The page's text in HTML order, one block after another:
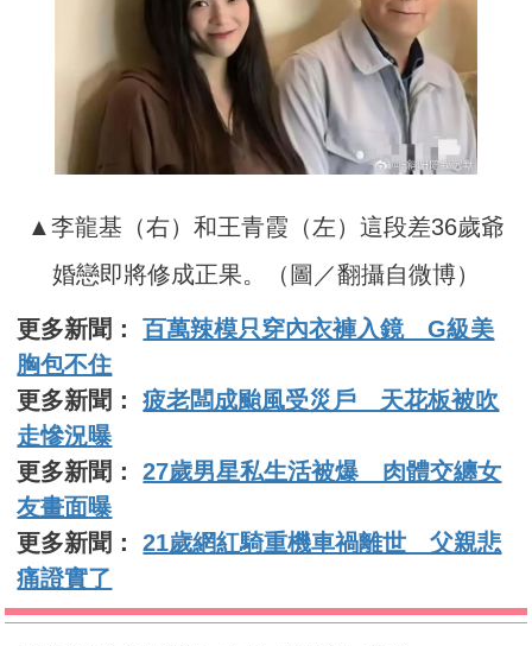
▲李龍基（右）和王青霞（左）這段差36歲爺
婚戀即將修成正果。（圖／翻攝自微博）
更多新聞：百萬辣模只穿內衣褲入鏡 G級美
胸包不住
更多新聞：疲老闆成颱風受災戶 天花板被吹
走慘況曝
更多新聞：27歲男星私生活被爆 肉體交纏女
友畫面曝
更多新聞：21歲網紅騎重機車禍離世 父親悲
痛證實了